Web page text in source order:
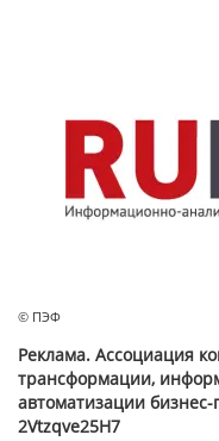
© ПЭФ
Реклама. Ассоциация
трансформации,
автоматизации
2Vtzqve25H7